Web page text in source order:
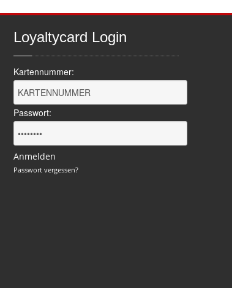
Loyaltycard Login
Kartennummer:
Passwort:
Anmelden
Passwort vergessen?